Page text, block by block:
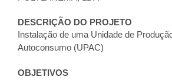
DESCRIÇÃO DO PROJETO
Instalação de uma Unidade de
Autoconsumo (UPAC)
OBJETIVOS